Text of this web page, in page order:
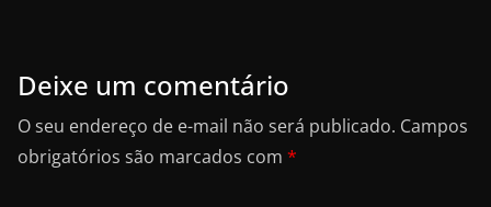
Deixe um comentário
O seu endereço de e-mail não será publicado. Campos
obrigatórios são marcados com *